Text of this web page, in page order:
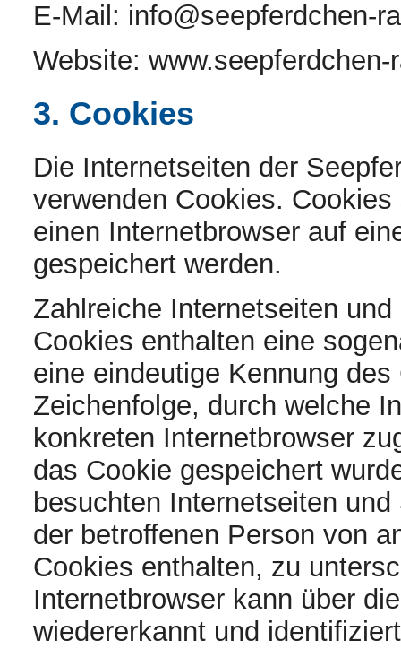
E-Mail: info@seepferdchen-
Website: www.seepferdchen-
3. Cookies
Die Internetseiten der
verwenden Cookies.
einen Internetbrowser auf
gespeichert werden.
Zahlreiche Internetseiten
Cookies enthalten eine
eine eindeutige Kennung
Zeichenfolge, durch welche
konkreten Internetbrowser
das Cookie gespeichert
besuchten Internetseiten
der betroffenen Person von
Cookies enthalten, zu
Internetbrowser kann über
wiedererkannt und